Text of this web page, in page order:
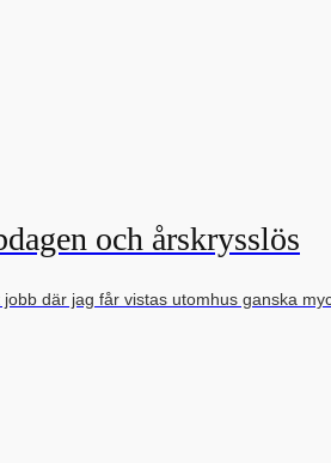
och årskrysslös
där jag får vistas utomhus ganska